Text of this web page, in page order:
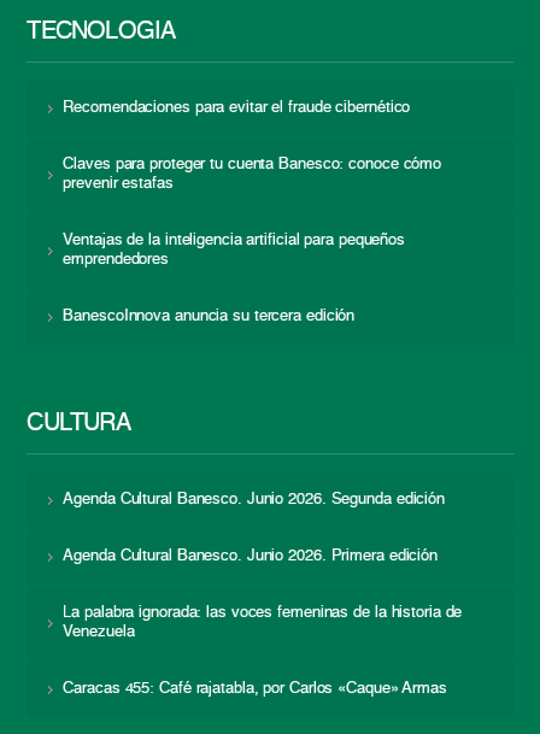
TECNOLOGÍA
Recomendaciones para evitar el fraude cibernético
Claves para proteger tu cuenta Banesco: conoce cómo
prevenir estafas
Ventajas de la inteligencia artificial para pequeños
emprendedores
BanescoInnova anuncia su tercera edición
CULTURA
Agenda Cultural Banesco. Junio 2026. Segunda edición
Agenda Cultural Banesco. Junio 2026. Primera edición
La palabra ignorada: las voces femeninas de la historia de
Venezuela
Caracas 455: Café rajatabla, por Carlos «Caque» Armas